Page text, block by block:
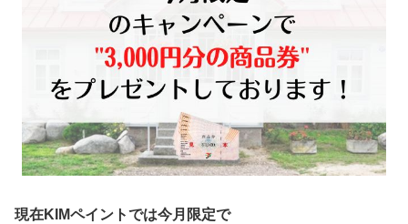
現在KIMペイントでは今月限定で